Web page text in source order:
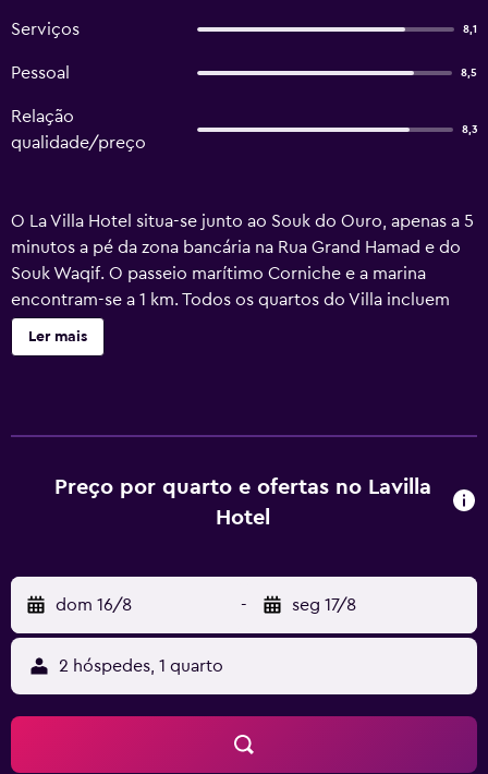
Serviços 8,1
Pessoal 8,5
Relação
qualidade/preço
8,3
O La Villa Hotel situa-se junto ao Souk do Ouro, apenas a 5
minutos a pé da zona bancária na Rua Grand Hamad e do
Souk Waqif. O passeio marítimo Corniche e a marina
encontram-se a 1 km. Todos os quartos do Villa incluem
acesso Wi-Fi gratuito e uma casa de banho privativa com
banheira. Além disso, também possuem ar condicionado,
negócios do hotel inclui serviços de fax e fotocópias. Os
hóspedes podem experimentar cozinha local e
Este hotel de Doha dispõe de estacionamento privado
gratuito e fica apenas a 10 minutos de carro do Aeroporto
Internacional de Doha.
Ler mais
Preço por quarto e ofertas no Lavilla
Hotel
dom 16/8 - seg 17/8
2 hóspedes, 1 quarto